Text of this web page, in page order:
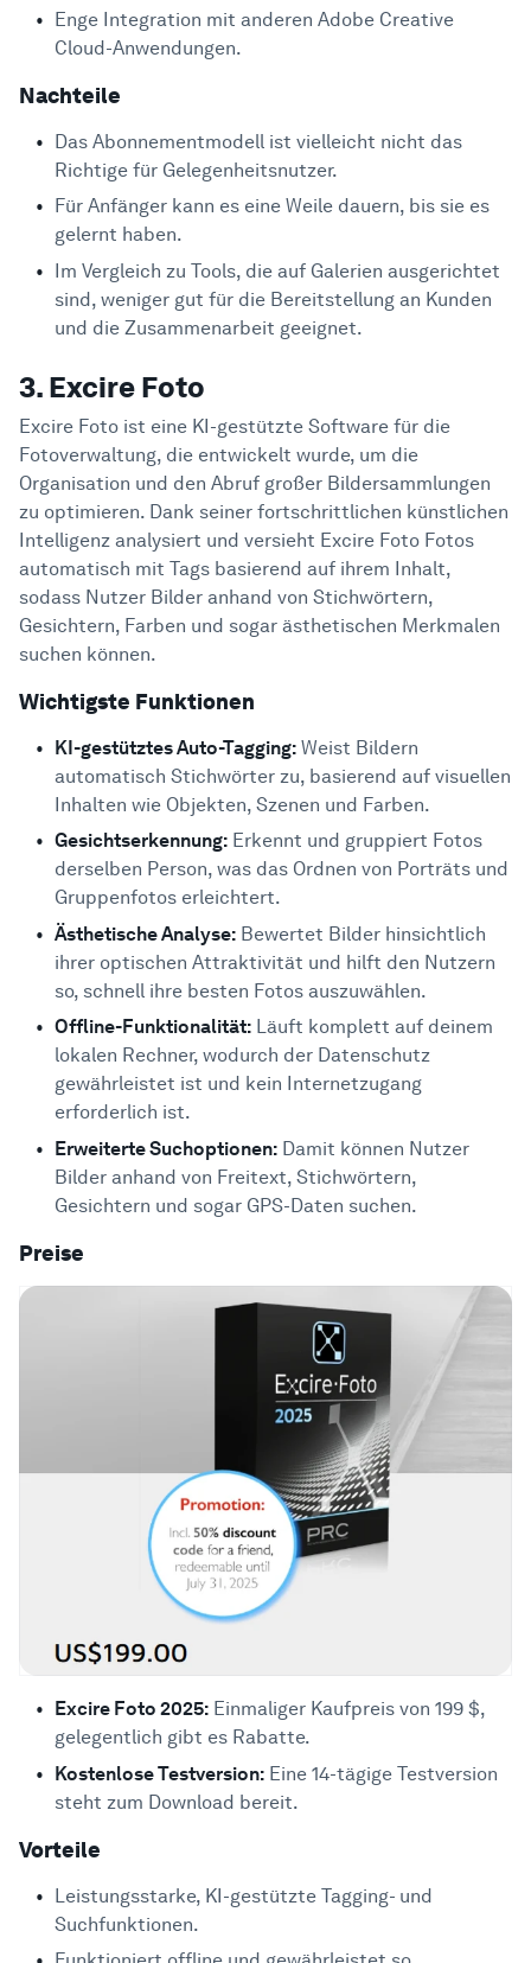
Enge Integration mit anderen Adobe Creative
Cloud-Anwendungen.
Nachteile
Das Abonnementmodell ist vielleicht nicht das
Richtige für Gelegenheitsnutzer.
Für Anfänger kann es eine Weile dauern, bis sie es
gelernt haben.
Im Vergleich zu Tools, die auf Galerien ausgerichtet
sind, weniger gut für die Bereitstellung an Kunden
und die Zusammenarbeit geeignet.
3. Excire Foto
Excire Foto ist eine KI-gestützte Software für die
Fotoverwaltung, die entwickelt wurde, um die
Organisation und den Abruf großer Bildersammlungen
zu optimieren. Dank seiner fortschrittlichen künstlichen
Intelligenz analysiert und versieht Excire Foto Fotos
automatisch mit Tags basierend auf ihrem Inhalt,
sodass Nutzer Bilder anhand von Stichwörtern,
Gesichtern, Farben und sogar ästhetischen Merkmalen
suchen können.
Wichtigste Funktionen
KI-gestütztes Auto-Tagging: Weist Bildern
automatisch Stichwörter zu, basierend auf visuellen
Inhalten wie Objekten, Szenen und Farben.
Gesichtserkennung: Erkennt und gruppiert Fotos
derselben Person, was das Ordnen von Porträts und
Gruppenfotos erleichtert.
Ästhetische Analyse: Bewertet Bilder hinsichtlich
ihrer optischen Attraktivität und hilft den Nutzern
so, schnell ihre besten Fotos auszuwählen.
Offline-Funktionalität: Läuft komplett auf deinem
lokalen Rechner, wodurch der Datenschutz
gewährleistet ist und kein Internetzugang
erforderlich ist.
Erweiterte Suchoptionen: Damit können Nutzer
Bilder anhand von Freitext, Stichwörtern,
Gesichtern und sogar GPS-Daten suchen.
Preise
Excire Foto 2025: Einmaliger Kaufpreis von 199 $,
gelegentlich gibt es Rabatte.
Kostenlose Testversion: Eine 14-tägige Testversion
steht zum Download bereit.
Vorteile
Leistungsstarke, KI-gestützte Tagging- und
Suchfunktionen.